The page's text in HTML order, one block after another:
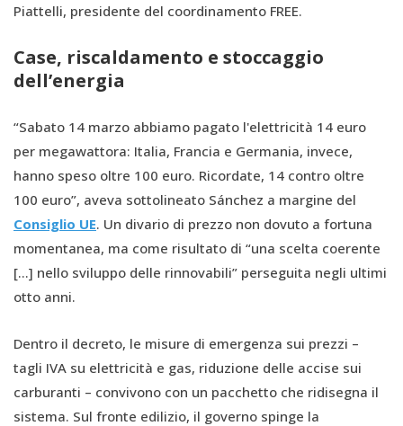
Piattelli, presidente del coordinamento FREE.
Case, riscaldamento e stoccaggio
dell’energia
“Sabato 14 marzo abbiamo pagato l'elettricità 14 euro
per megawattora: Italia, Francia e Germania, invece,
hanno speso oltre 100 euro. Ricordate, 14 contro oltre
100 euro”, aveva sottolineato Sánchez a margine del
Consiglio UE. Un divario di prezzo non dovuto a fortuna
momentanea, ma come risultato di “una scelta coerente
[…] nello sviluppo delle rinnovabili” perseguita negli ultimi
otto anni.
Dentro il decreto, le misure di emergenza sui prezzi –
tagli IVA su elettricità e gas, riduzione delle accise sui
carburanti – convivono con un pacchetto che ridisegna il
sistema. Sul fronte edilizio, il governo spinge la